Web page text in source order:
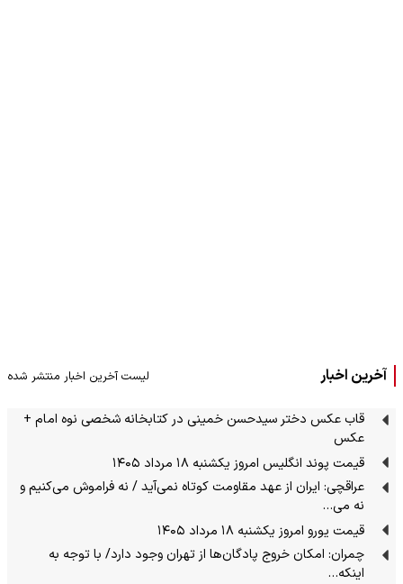
آخرین اخبار لیست آخرین اخبار منتشر شده
قاب عکس دختر سیدحسن خمینی در کتابخانه شخصی نوه امام +
عکس
قیمت پوند انگلیس امروز یکشنبه ۱۸ مرداد ۱۴۰۵
عراقچی: ایران از عهد مقاومت کوتاه نمی‌آید / نه فراموش می‌کنیم و
نه می…
قیمت یورو امروز یکشنبه ۱۸ مرداد ۱۴۰۵
چمران: امکان خروج پادگان‌ها از تهران وجود دارد/ با توجه به
اینکه…